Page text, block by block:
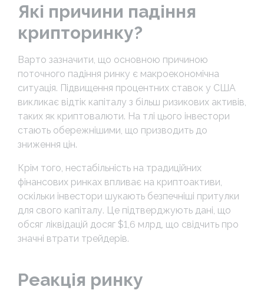
Які причини падіння
крипторинку?
Варто зазначити, що основною причиною
поточного падіння ринку є макроекономічна
ситуація. Підвищення процентних ставок у США
викликає відтік капіталу з більш ризикових активів,
таких як криптовалюти. На тлі цього інвестори
стають обережнішими, що призводить до
зниження цін.
Крім того, нестабільність на традиційних
фінансових ринках впливає на криптоактиви,
оскільки інвестори шукають безпечніші притулки
для свого капіталу. Це підтверджують дані, що
обсяг ліквідацій досяг $1,6 млрд, що свідчить про
значні втрати трейдерів.
Реакція ринку